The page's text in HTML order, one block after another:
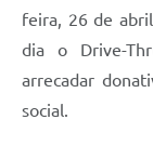
feira, 26 de
dia o Drive-
arrecadar
social.